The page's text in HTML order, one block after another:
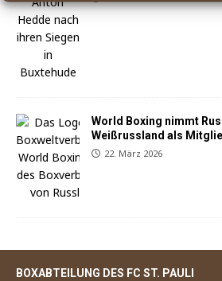
World Boxing nimmt
Weißrussland als
22. März 2026
BOXABTEILUNG DES FC ST. PAULI